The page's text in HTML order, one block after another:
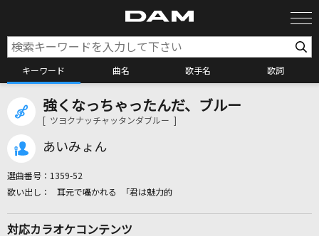
キーワード 曲名 歌手名 歌詞
カラオケ検索
強くなっちゃったんだ、ブルー
[ ツヨクナッチャッタンダブルー ]
あいみょん
選曲番号： 1359-52
耳元で囁かれる 「君は魅力的
対応カラオケコンテンツ